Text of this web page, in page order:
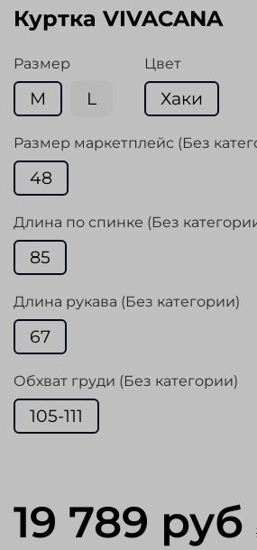
Куртка VIVACANA
Размер
M L
Цвет
Хаки
Размер маркетплейс (Без
48
Длина по спинке (Без
85
Длина рукава (Без категории)
67
Обхват груди (Без категории)
105-111
19 789 руб